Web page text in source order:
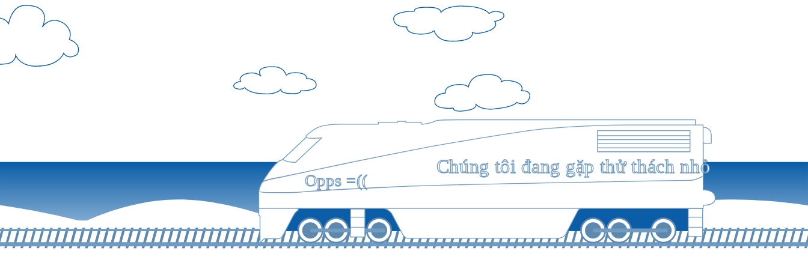
Opps =((
Chúng tôi đang gặp thử thách nhỏ